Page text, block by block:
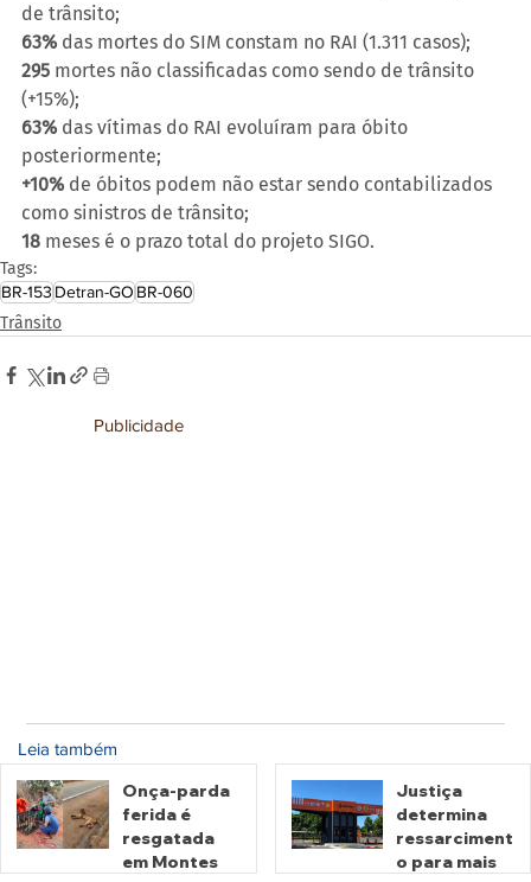
de trânsito;
63% das mortes do SIM constam no RAI (1.311 casos);
295 mortes não classificadas como sendo de trânsito
(+15%);
63% das vítimas do RAI evoluíram para óbito
posteriormente;
+10% de óbitos podem não estar sendo contabilizados
como sinistros de trânsito;
18 meses é o prazo total do projeto SIGO.
Tags:
BR-153 Detran-GO BR-060
Trânsito
Publicidade
Leia também
Onça-parda
ferida é
resgatada
em Montes
Justiça
determina
ressarciment
o para mais